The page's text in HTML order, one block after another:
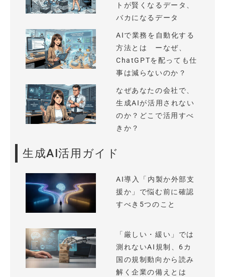
トが賢くなるデータ、
バカになるデータ
AIで業務を自動化する
方法とは ーなぜ、
ChatGPTを配っても仕
事は減らないのか？
なぜあなたの会社で、
生成AIが活用されない
のか？どこで活用すべ
きか？
生成AI活用ガイド
AI導入「内製か外部支
援か」で悩む前に確認
すべき5つのこと
「厳しい・緩い」では
測れないAI規制、6カ
国の規制動向から読み
解く企業の備えとは